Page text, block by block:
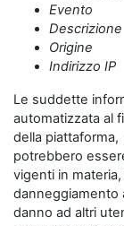
Evento
Descrizione
Origine
Indirizzo IP
Le suddette
automatizzata al
della
potrebbero
vigenti in
danneggiamento
danno ad altri